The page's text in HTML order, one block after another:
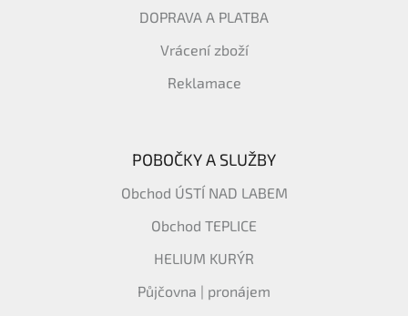
DOPRAVA A PLATBA
Vrácení zboží
Reklamace
POBOČKY A SLUŽBY
Obchod ÚSTÍ NAD LABEM
Obchod TEPLICE
HELIUM KURÝR
Půjčovna | pronájem